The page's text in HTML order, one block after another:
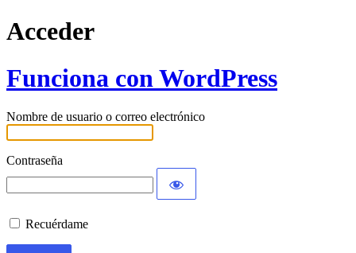
Acceder
Funciona con WordPress
Nombre de usuario o correo electrónico
Contraseña
Recuérdame